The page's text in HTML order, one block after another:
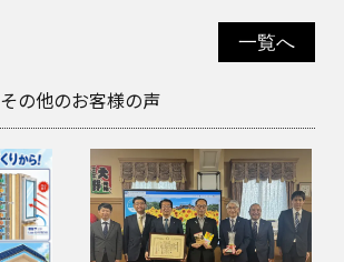
一覧へ
その他のお客様の声